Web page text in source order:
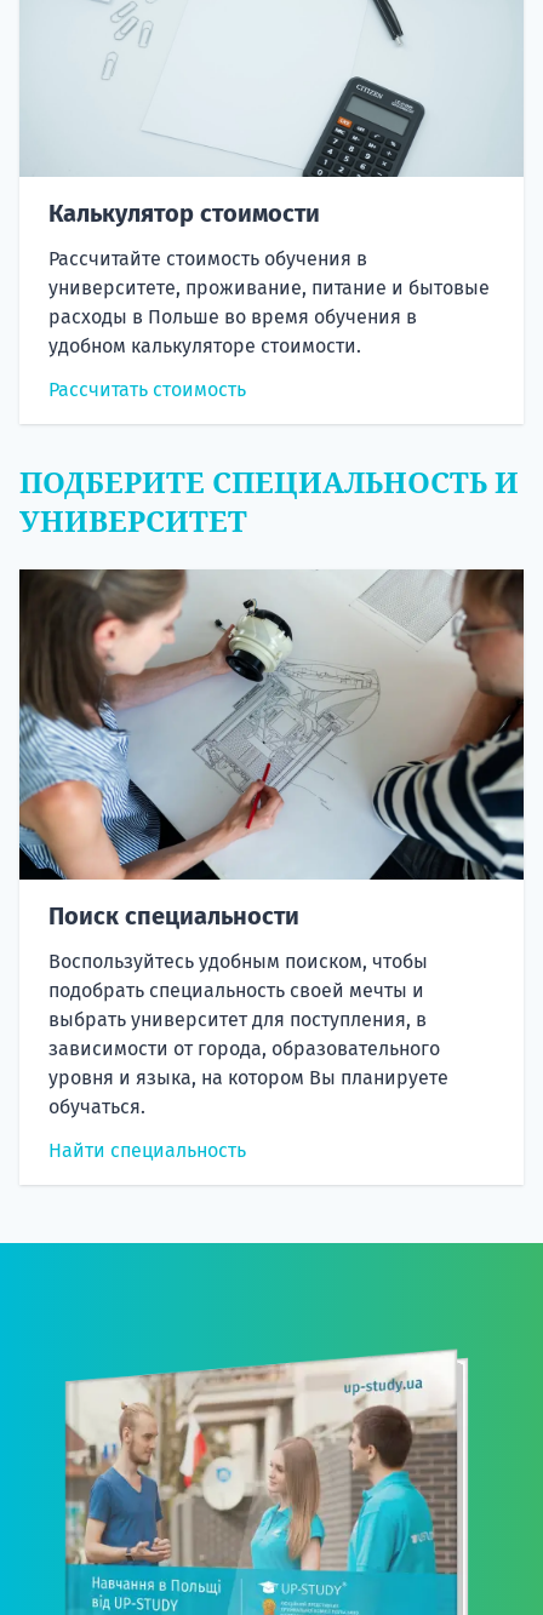
Калькулятор стоимости
Рассчитайте стоимость обучения в
университете, проживание, питание и бытовые
расходы в Польше во время обучения в
удобном калькуляторе стоимости.
Рассчитать стоимость
ПОДБЕРИТЕ СПЕЦИАЛЬНОСТЬ И
УНИВЕРСИТЕТ
Поиск специальности
Воспользуйтесь удобным поиском, чтобы
подобрать специальность своей мечты и
выбрать университет для поступления, в
зависимости от города, образовательного
уровня и языка, на котором Вы планируете
обучаться.
Найти специальность